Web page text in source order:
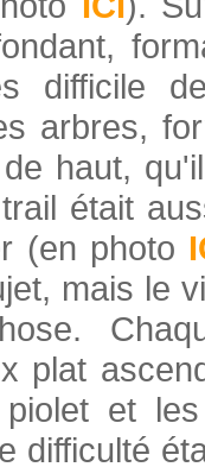
difficile
arbres,
haut,
était
(en photo
mais le
plat
et
difficulté